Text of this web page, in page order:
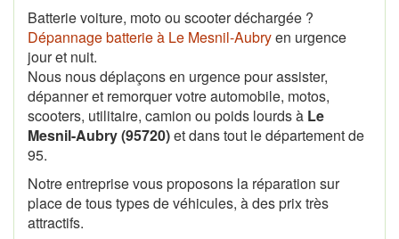
Batterie voiture, moto ou scooter déchargée ?
Dépannage batterie à Le Mesnil-Aubryen urgence
jour et nuit.
Nous nous déplaçons en urgence pour assister,
dépanner et remorquer votre automobile, motos,
scooters, utilitaire, camion ou poids lourds à Le
Mesnil-Aubry (95720)et dans tout le département de
95.
Notre entreprise vous proposons la réparation sur
place de tous types de véhicules, à des prix très
attractifs.